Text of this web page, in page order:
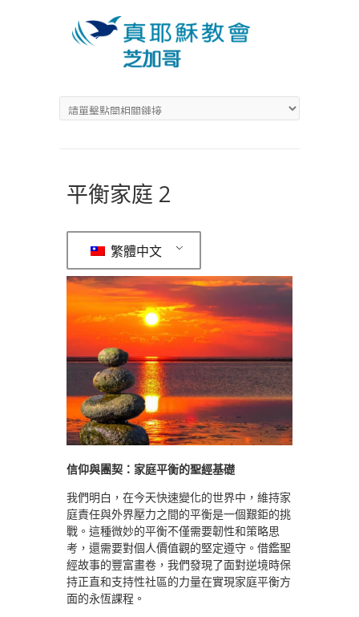
平衡家庭 2
繁體中文
信仰與團契：家庭平衡的聖經基礎
我們明白，在今天快速變化的世界中，維持家
庭責任與外界壓力之間的平衡是一個艱鉅的挑
戰。這種微妙的平衡不僅需要韌性和策略思
考，還需要對個人價值觀的堅定遵守。借鑑聖
經故事的豐富畫卷，我們發現了面對逆境時保
持正直和支持性社區的力量在實現家庭平衡方
面的永恆課程。